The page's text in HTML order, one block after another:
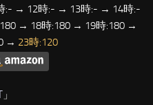
→ 12時:- → 13時:- → 14時:-
→ 18時:180 → 19時:180 →
→ 23時:120
」